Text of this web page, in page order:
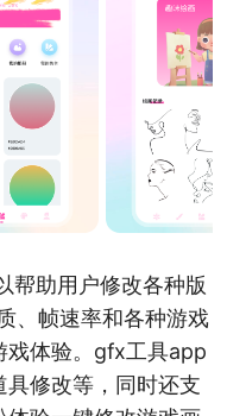
帮助用户修改各种版
、帧速率和各种游戏
戏体验。gfx工具app
修改等，同时还支